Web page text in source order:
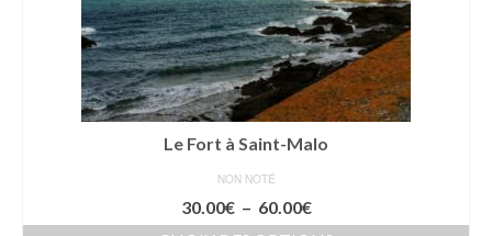
Le Fort à Saint-Malo
NON NOTÉ
30.00€ – 60.00€Plage
de